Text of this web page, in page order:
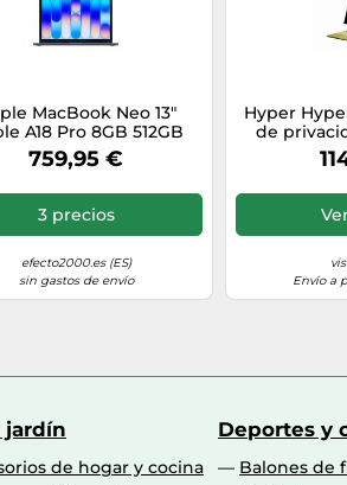
MacBook Neo 13"
A18 Pro 8GB 512GB
GPU 5 núcleos macOS
Touch ID Índigo
759,95 €
3 precios
efecto2000.es (ES)
sin gastos de envío
Hyper
de
para
Envío a
jardín
de hogar y cocina
Deportes y
Balones de